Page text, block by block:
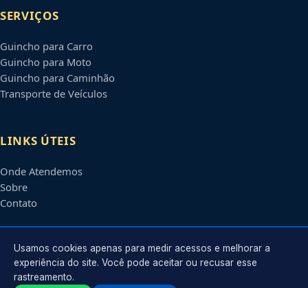
SERVIÇOS
Guincho para Carro
Guincho para Moto
Guincho para Caminhão
Transporte de Veículos
LINKS ÚTEIS
Onde Atendemos
Sobre
Contato
CONTATO
Atendimento em
Usamos cookies apenas para medir acessos e melhorar a
experiência do site. Você pode aceitar ou recusar esse
rastreamento.